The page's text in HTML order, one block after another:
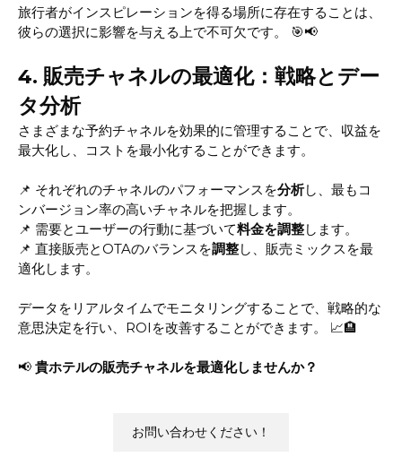
旅行者がインスピレーションを得る場所に存在することは、
彼らの選択に影響を与える上で不可欠です。 🎯📢
4. 販売チャネルの最適化：戦略とデー
タ分析
さまざまな予約チャネルを効果的に管理することで、収益を
最大化し、コストを最小化することができます。
📌 それぞれのチャネルのパフォーマンスを分析し、最もコ
ンバージョン率の高いチャネルを把握します。
📌 需要とユーザーの行動に基づいて料金を調整します。
📌 直接販売とOTAのバランスを調整し、販売ミックスを最
適化します。
データをリアルタイムでモニタリングすることで、戦略的な
意思決定を行い、ROIを改善することができます。 📈🏨
📢 貴ホテルの販売チャネルを最適化しませんか？
お問い合わせください！